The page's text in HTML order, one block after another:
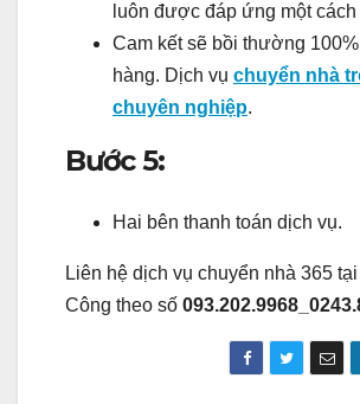
luôn được đáp ứng một cách
Cam kết sẽ bồi thường
hàng. Dịch vụ chuyển nhà
chuyên nghiệp.
Bước 5:
Hai bên thanh toán dịch vụ.
Liên hệ dịch vụ chuyển nhà 365
Công theo số